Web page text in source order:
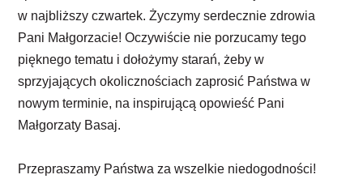
w najbliższy czwartek. Życzymy serdecznie zdrowia
Pani Małgorzacie! Oczywiście nie porzucamy tego
pięknego tematu i dołożymy starań, żeby w
sprzyjających okolicznościach zaprosić Państwa w
nowym terminie, na inspirującą opowieść Pani
Małgorzaty Basaj.
Przepraszamy Państwa za wszelkie niedogodności!